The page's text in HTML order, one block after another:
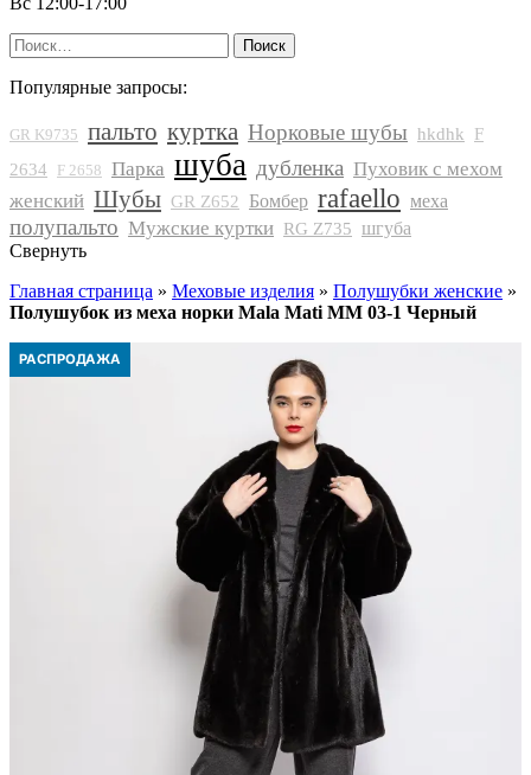
Найти:
Популярные запросы:
GR K9735 пальто куртка Норковые шубы hkdhk
F
2634
F 2658 Парка шуба дубленка Пуховик с мехом
женский Шубы GR Z652 Бомбер rafaello меха
полупальто Мужские куртки RG Z735 шгуба
Свернуть
Главная страница » Меховые изделия » Полушубки женские »
Полушубок из меха норки Mala Mati MM 03-1 Черный
РАСПРОДАЖА